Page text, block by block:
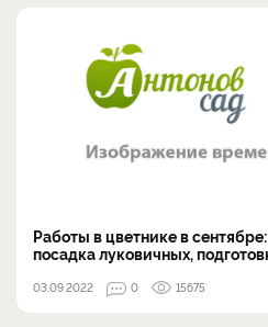
Работы в цветнике в
посадка луковичных,
03.09.2022 0 15675